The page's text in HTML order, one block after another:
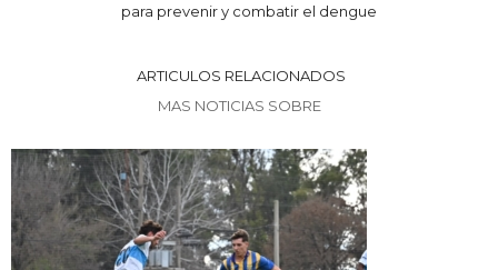
para prevenir y combatir el dengue
ARTICULOS RELACIONADOS
MAS NOTICIAS SOBRE